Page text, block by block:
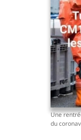
Une
du